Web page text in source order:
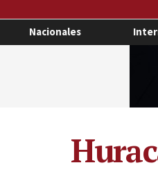
Nacionales